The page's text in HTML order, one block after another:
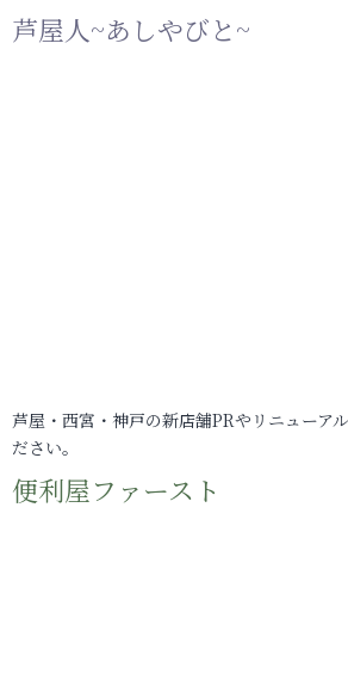
芦屋人~あしやびと~
芦屋・西宮・神戸の新店舗PRやリニューア
ださい。
便利屋ファースト